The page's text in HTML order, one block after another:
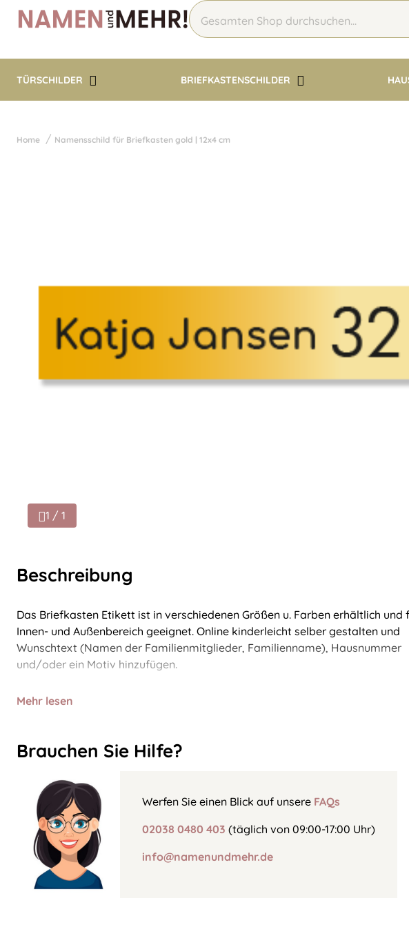
TÜRSCHILDER BRIEFKASTENSCHILDER
Home Namensschild für Briefkasten gold | 12x4 cm
1 / 1
Beschreibung
Das Briefkasten Etikett ist in verschiedenen Größen u. Farben erhältlich und
Innen- und Außenbereich geeignet. Online kinderleicht selber gestalten und
Wunschtext (Namen der Familienmitglieder, Familienname), Hausnummer
und/oder ein Motiv hinzufügen.
Mehr lesen
Brauchen Sie Hilfe?
Werfen Sie einen Blick auf unsere FAQs
02038 0480 403 (täglich von 09:00-17:00 Uhr)
info@namenundmehr.de